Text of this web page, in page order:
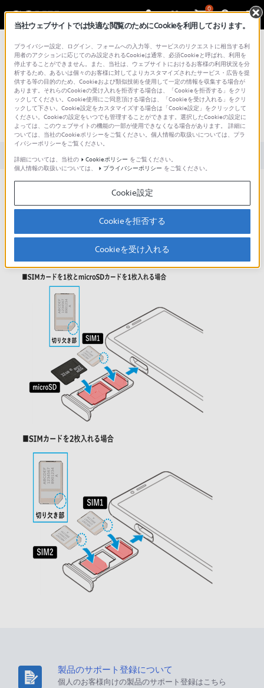
0
総合サポート・お問い合わせ
文書番号 : 00251226 / 最終更新日 : 2025/03/11
SIMやSDカードの入れかたは？
対象製品カテゴリー・製品
本機はnano SIMカードのみに対応しています。デュアルSIM端末
は「nano SIMカード2枚」、または「nano SIMカード1枚と
microSDカード1枚」を入れて使用できます。
SIMカードやmicroSDカードを浮きのないようにしっかりとトレイ
にはめ込んで、トレイごとゆっくりと本機に挿入します。
※SIMカードは、切り欠き部の位置に注意して入れます。
製品のサポート登録について
個人のお客様向けの製品のサポート登録はこちら
当社ウェブサイトでは快適な閲覧のためにCookieを利用しております。
プライバシー設定、ログイン、フォームへの入力等、サービスのリクエストに相当する利
用者のアクションに応じてのみ設定されるCookieは通常、必須Cookieと呼ばれ、利用を
停止することができません。また、当社は、ウェブサイトにおけるお客様の利用状況を分
析するため、あるいは個々のお客様に対してよりカスタマイズされたサービス・広告を提
供する等の目的のため、Cookieおよび類似技術を使用して一定の情報を収集する場合が
あります。それらのCookieの受け入れを拒否する場合は、「Cookieを拒否する」をクリ
ックしてください。Cookie使用にご同意頂ける場合は、「Cookieを受け入れる」をクリ
ックして下さい。Cookie設定をカスタマイズする場合は「Cookie設定」をクリックして
ください。Cookieの設定をいつでも管理することができます。選択したCookieの設定に
よっては、このウェブサイトの機能の一部が使用できなくなる場合があります。 詳細に
ついては、当社のCookieポリシーをご覧ください。個人情報の取扱いについては、プラ
イバシーポリシーをご覧ください。
詳細については、当社の
Cookieポリシー をご覧ください。
個人情報の取扱いについては、
プライバシーポリシー をご覧ください。
Cookie設定
Cookieを拒否する
Cookieを受け入れる